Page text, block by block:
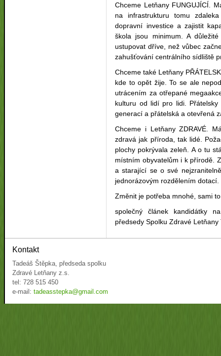
Chceme Letňany FUNGUJÍCÍ.
na infrastrukturu tomu
dopravní investice a zajistit
škola jsou minimum. A
ustupovat dříve, než vůbec
zahušťování centrálního sídliště
Chceme také Letňany
kde to opět žije. To se ale
utrácením za otřepané
kulturu od lidí pro lidi.
generací a přátelská a otevřená
Chceme i Letňany ZDRAVÉ.
zdravá jak příroda, tak lidé.
plochy pokrývala zeleň. A o tu
místním obyvatelům i k přírodě.
a starající se o své
jednorázovým rozdělením dotací.
Změnit je potřeba mnohé, sami
společný článek kandidátky
předsedy Spolku Zdravé Letňany
Kontakt
Tadeáš Štěpka, předseda spolku
Zdravé Letňany z.s.
tel: 728 515 450
e-mail: tadeasstepka@gmail.com